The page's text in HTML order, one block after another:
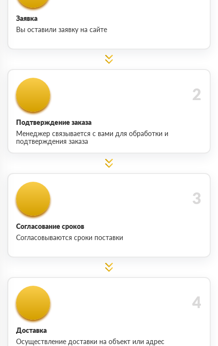
Заявка
Вы оставили заявку на сайте
Подтверждение заказа
Менеджер связывается с вами для обработки и
подтверждения заказа
Согласование сроков
Согласовываются сроки поставки
Доставка
Осуществление доставки на объект или адрес